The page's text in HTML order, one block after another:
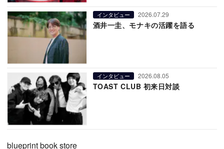
インタビュー 2026.07.29
酒井一圭、モナキの活躍を語る
インタビュー 2026.08.05
TOAST CLUB 初来日対談
blueprint book store